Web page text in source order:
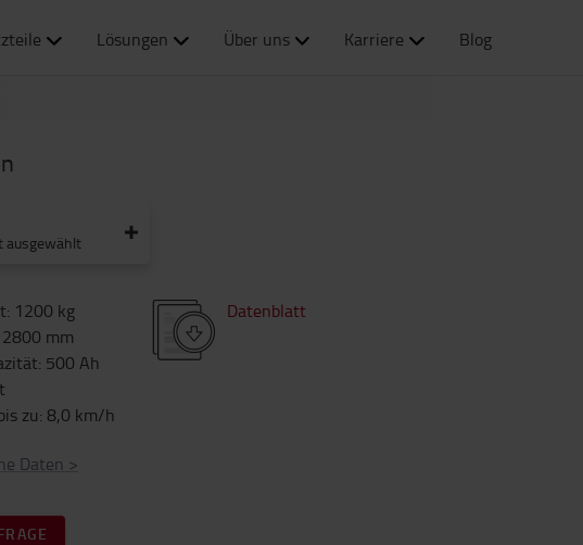
Lösungen Über uns Karriere Blog
ausgewählt
: 1200 kg
2800 mm
: 500 Ah
zu: 8,0 km/h
Datenblatt
Daten >